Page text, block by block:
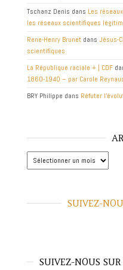
Tschanz Denis dans Les
les réseaux scientifiques
Rene-Henry Brunet dans Jésus-
scientifiques
La République raciale + | CDF
1860-1940 – par Carole
BRY Philippe dans Réfuter
Archives
SUIVEZ-
SUIVEZ-NOUS